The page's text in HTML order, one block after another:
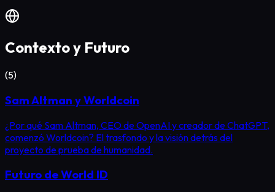
Contexto y Futuro
(5)
Sam Altman y Worldcoin
¿Por qué Sam Altman, CEO de OpenAI y creador de ChatGPT,
comenzó Worldcoin? El trasfondo y la visión detrás del
proyecto de prueba de humanidad.
Futuro de World ID